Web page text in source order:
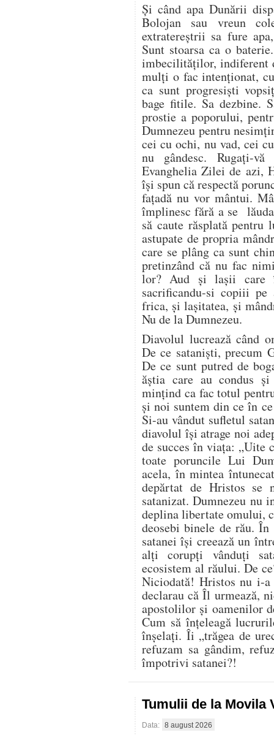
Și când apa Dunării
Bolojan sau vreun
extratereștrii sa fure
Sunt stoarsa ca o
imbecilităților, indiferent
mulți o fac intenționat,
ca sunt progresiști
bage fitile. Sa dezbine.
prostie a poporului,
Dumnezeu pentru
cei cu ochi, nu vad, cei
nu gândesc. Rugați-
Evanghelia Zilei de azi,
își spun că respectă
fațadă nu vor mântui.
împlinesc fără a se
să caute răsplată
astupate de propria
care se plâng ca sunt
pretinzând că nu fac
lor? Aud și lașii care
sacrificandu-si copiii
frica, și lașitatea, și
Nu de la Dumnezeu.
Diavolul lucrează când
De ce sataniști, precum
De ce sunt putred de
ăștia care au condus
mințind ca fac totul
și noi suntem din ce în
Si-au vândut sufletul
diavolul își atrage noi
de succes în viața: „Uite
toate poruncile Lui
acela, în mintea
depărtat de Hristos se
satanizat. Dumnezeu nu
deplina libertate omului,
deosebi binele de rău.
satanei își creează un
alți corupți vânduți
ecosistem al răului. De
Niciodată! Hristos nu i-
declarau că Îl urmează,
apostolilor și oamenilor
Cum să înțeleagă
înșelați. Îi „trăgea de
refuzam sa gândim,
împotrivi satanei?!
Tumulii de la
Data: 8 august 2026